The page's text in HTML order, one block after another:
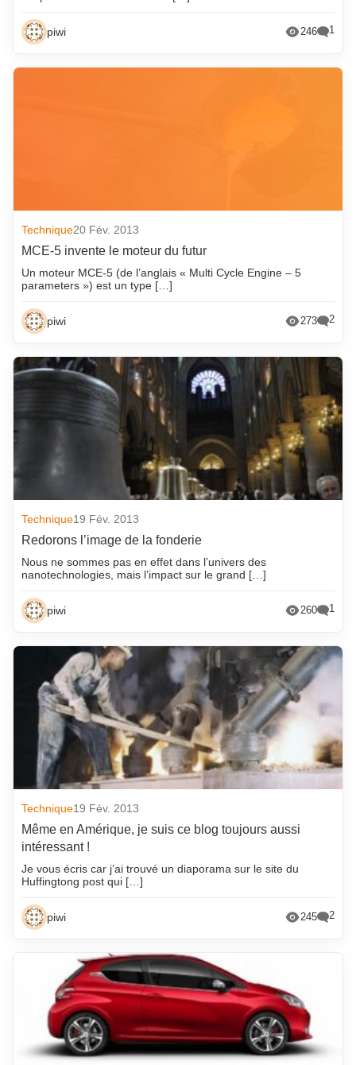
piwi 246 1
Technique20 Fév. 2013
MCE-5 invente le moteur du futur
Un moteur MCE-5 (de l’anglais « Multi Cycle Engine – 5
parameters ») est un type […]
piwi 273 2
Technique19 Fév. 2013
Redorons l’image de la fonderie
Nous ne sommes pas en effet dans l’univers des
nanotechnologies, mais l’impact sur le grand […]
piwi 260 1
Technique19 Fév. 2013
Même en Amérique, je suis ce blog toujours aussi
intéressant !
Je vous écris car j’ai trouvé un diaporama sur le site du
Huffingtong post qui […]
piwi 245 2